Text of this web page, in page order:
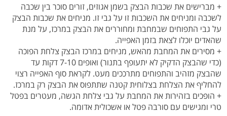
+ מברישים את שכבות הבצק בשמן אגוזים, זורים סוכר בין שכבה
לשכבה ומניחים את השכבות זו על גבי זו. מניחים את שכבות הבצק
על גבי התפוחים שבמחבת ומחוררים את הבצק במרכז, על מנת
שהאדים יוכלו לצאת בזמן האפייה.
+ מסירים את המחבת מהאש, מניחים במרכז הבצק צלחת הפוכה
(כדי שהבצק הדקיק לא יתעופף בתנור) ואופים 7-10 דקות עד
שהבצק מזהיב והתפוחים מתרככים מעט. לקראת סוף האפייה רצוי
להחליף את הצלחת בצלוחית קטנה שתתפוס את הבצק רק במרכז.
+ הופכים בזהירות את המחבת על גבי צלחת הגשה, מעטרים בפטל
טרי ומגישים עם סורבה פטל או אשכולית אדומה.